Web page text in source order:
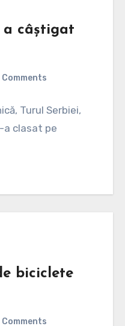
a câștigat
Comments
Turul Serbiei,
a clasat pe
biciclete
Comments